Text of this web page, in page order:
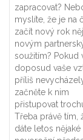
zapracovat?
myslíte, že je na
začít nový rok
novým
soužitím? Pokud
doposud vaše
příliš
začněte k nim
přistupovat
Třeba právě tím,
dáte letos nějaké